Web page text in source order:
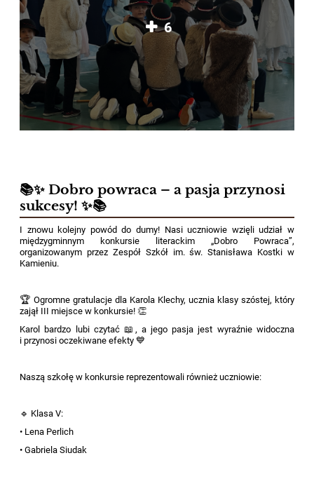
6
📚✨ Dobro powraca – a pasja przynosi
sukcesy! ✨📚
I znowu kolejny powód do dumy! Nasi uczniowie wzięli udział w
międzygminnym konkursie literackim „Dobro Powraca”,
organizowanym przez Zespół Szkół im. św. Stanisława Kostki w
Kamieniu.
🏆 Ogromne gratulacje dla Karola Klechy, ucznia klasy szóstej, który
zajął III miejsce w konkursie! 👏
Karol bardzo lubi czytać 📖, a jego pasja jest wyraźnie widoczna
i przynosi oczekiwane efekty 💙
Naszą szkołę w konkursie reprezentowali również uczniowie:
🔹 Klasa V:
• Lena Perlich
• Gabriela Siudak